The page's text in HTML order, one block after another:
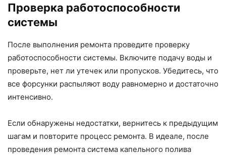
Проверка работоспособности
системы
После выполнения ремонта проведите проверку
работоспособности системы. Включите подачу воды и
проверьте, нет ли утечек или пропусков. Убедитесь, что
все форсунки распыляют воду равномерно и достаточно
интенсивно.
Если обнаружены недостатки, вернитесь к предыдущим
шагам и повторите процесс ремонта. В идеале, после
проведения ремонта система капельного полива